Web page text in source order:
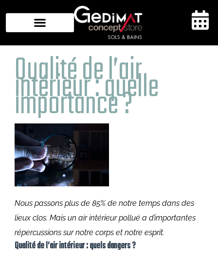
Qualité de l’air
intérieur : quelle
importance ?
Nous passons plus de 85% de notre temps dans des
lieux clos. Mais un air intérieur pollué a d’importantes
répercussions sur notre corps et notre esprit.
Qualité de l’air intérieur : quels dangers ?
articles